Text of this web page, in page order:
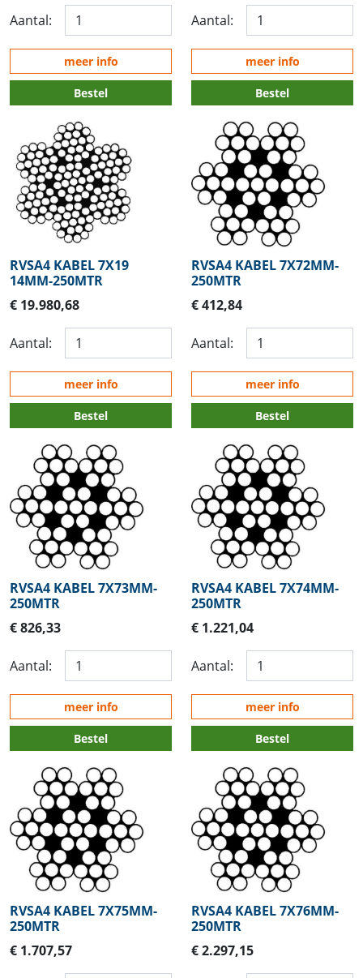
Aantal:
meer info
Bestel
Aantal:
meer info
Bestel
RVSA4 KABEL 7X19
14MM-250MTR
€ 19.980,68
Aantal:
meer info
Bestel
RVSA4 KABEL 7X72MM-
250MTR
€ 412,84
Aantal:
meer info
Bestel
RVSA4 KABEL 7X73MM-
250MTR
€ 826,33
Aantal:
meer info
Bestel
RVSA4 KABEL 7X74MM-
250MTR
€ 1.221,04
Aantal:
meer info
Bestel
RVSA4 KABEL 7X75MM-
250MTR
€ 1.707,57
RVSA4 KABEL 7X76MM-
250MTR
€ 2.297,15